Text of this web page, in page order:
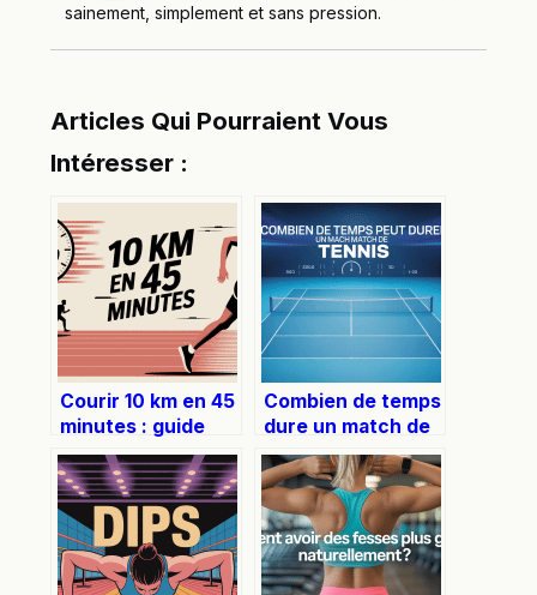
sainement, simplement et sans pression.
Articles Qui Pourraient Vous
Intéresser :
Courir 10 km en 45
minutes : guide
concret pour
progresser
efficacement
Combien de temps
dure un match de
tennis ? Les
réponses pour
chaque format de
jeu